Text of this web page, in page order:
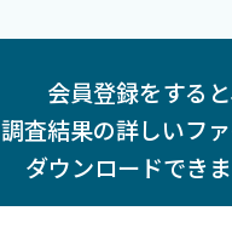
会員登録をすると
調査結果の詳しいフ
ダウンロードできま